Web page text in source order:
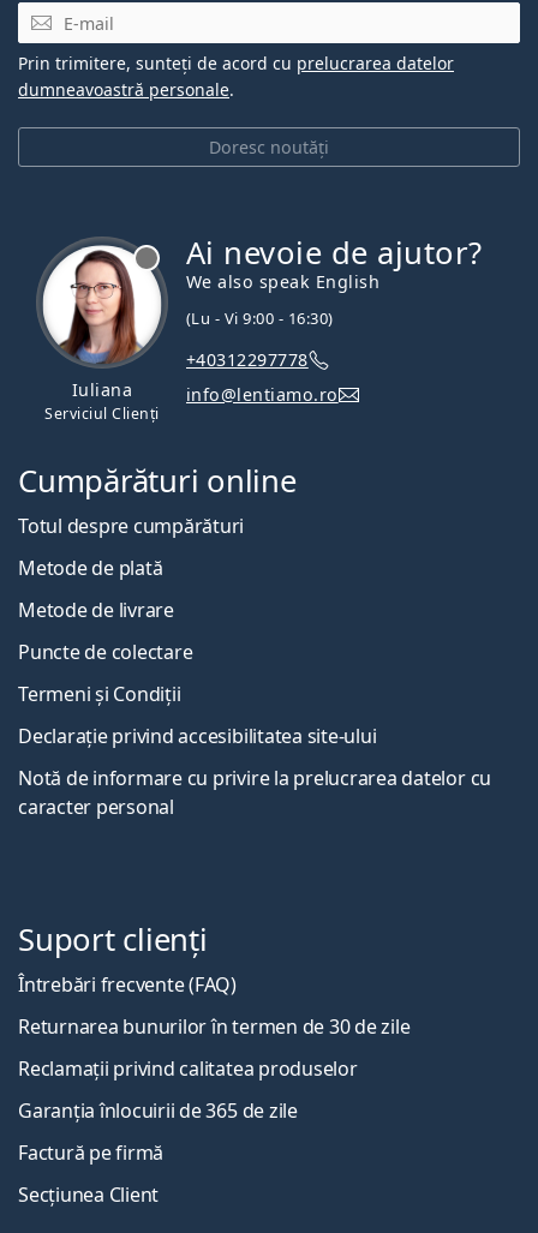
E-mail
Doresc noutăți
Prin trimitere, sunteți de acord cu prelucrarea datelor
dumneavoastră personale.
Iuliana
Serviciul Clienți
Ai nevoie de ajutor?
We also speak English
(Lu - Vi 9:00 - 16:30)
+40312297778
info@lentiamo.ro
Cumpărături online
Totul despre cumpărături
Metode de plată
Metode de livrare
Puncte de colectare
Termeni și Condiții
Declarație privind accesibilitatea site-ului
Notă de informare cu privire la prelucrarea datelor cu
caracter personal
Suport clienți
Întrebări frecvente (FAQ)
Returnarea bunurilor în termen de 30 de zile
Reclamații privind calitatea produselor
Garanția înlocuirii de 365 de zile
Factură pe firmă
Secțiunea Client